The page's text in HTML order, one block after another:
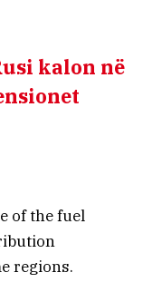
kalon në
of the fuel
regions.